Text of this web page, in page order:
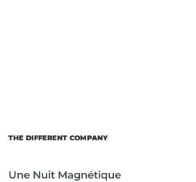
THE DIFFERENT COMPANY
Une Nuit Magnétique